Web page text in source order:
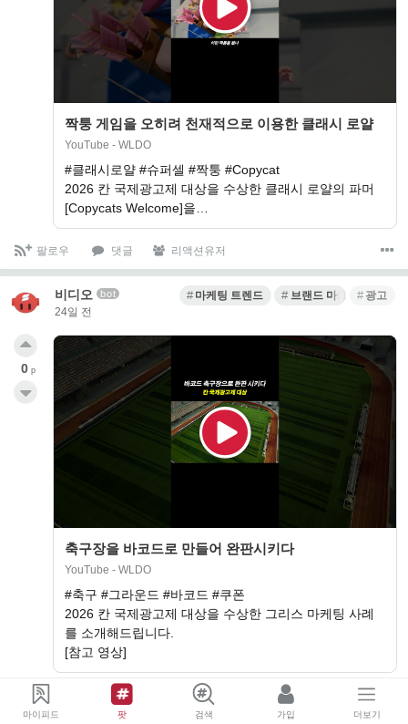
짝퉁 게임을 오히려 천재적으로 이용한 클래시 로얄
YouTube - WLDO
#클래시로얄 #슈퍼셀 #짝퉁 #Copycat
2026 칸 국제광고제 대상을 수상한 클래시 로얄의 파머
[Copycats Welcome]을…
팔로우 댓글 리액션유저
비디오 bot
24일 전
마케팅 트렌드 브랜드 마케팅 광고
축구장을 바코드로 만들어 완판시키다
YouTube - WLDO
#축구 #그라운드 #바코드 #쿠폰
2026 칸 국제광고제 대상을 수상한 그리스 마케팅 사례
를 소개해드립니다.
[참고 영상]
0 p
팔로우 댓글 리액션유저
마이피드 팟 검색 가입 더보기